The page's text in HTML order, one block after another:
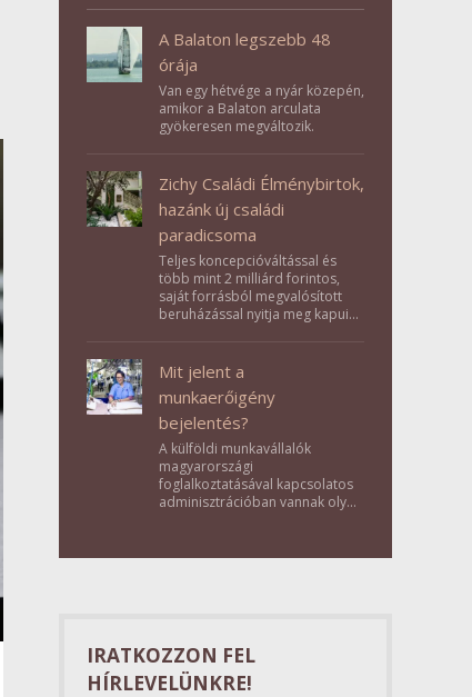
A Balaton legszebb 48
órája
Van egy hétvége a nyár közepén,
amikor a Balaton arculata
gyökeresen megváltozik.
Zichy Családi Élménybirtok,
hazánk új családi
paradicsoma
Teljes koncepcióváltással és
több mint 2 milliárd forintos,
saját forrásból megvalósított
beruházással nyitja meg kapuit a
Élménybirtok a mai napon.
Mit jelent a
munkaerőigény
bejelentés?
A külföldi munkavállalók
magyarországi
foglalkoztatásával kapcsolatos
adminisztrációban vannak olyan
valójában azonban
IRATKOZZON FEL
HÍRLEVELÜNKRE!